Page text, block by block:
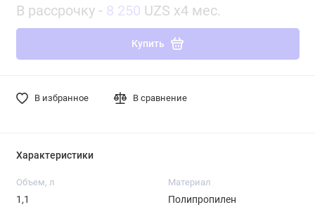
В рассрочку - 8 250 UZS x4 мес.
Купить
В избранное В сравнение
Характеристики
Объем, л
1,1
Материал
Полипропилен